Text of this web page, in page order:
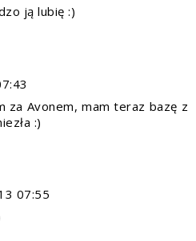
ją lubię :)
za Avonem, mam teraz bazę z
:)
07:55